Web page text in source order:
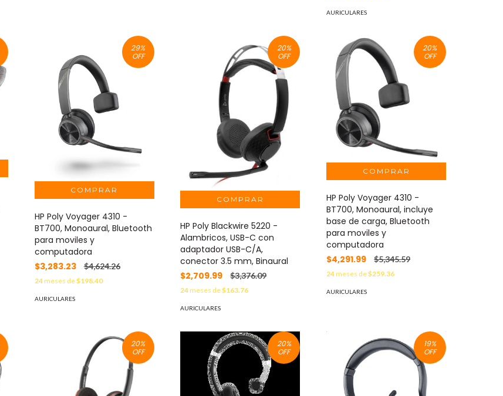
AURICULARES
29%
OFF
HP Poly Voyager 4310 -
BT700, Monoaural, Bluetooth
para moviles y
computadora
$3,283.23
$4,624.26
24meses de$198.40
AURICULARES
20%
OFF
HP Poly Blackwire 5220 -
Alambricos, USB-C con
adaptador USB-C/A,
conector 3.5 mm, Binaural
$2,709.99
$3,376.09
24meses de$163.76
AURICULARES
20%
OFF
HP Poly Voyager 4310 -
BT700, Monoaural, incluye
base de carga, Bluetooth
para moviles y
computadora
$4,291.99
$5,345.59
24meses de$259.36
AURICULARES
20%
OFF
20%
OFF
19%
OFF